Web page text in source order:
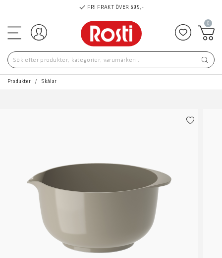
FRI FRAKT ÖVER 699,-
Logga in Lägg till
0
Produkter Skålar